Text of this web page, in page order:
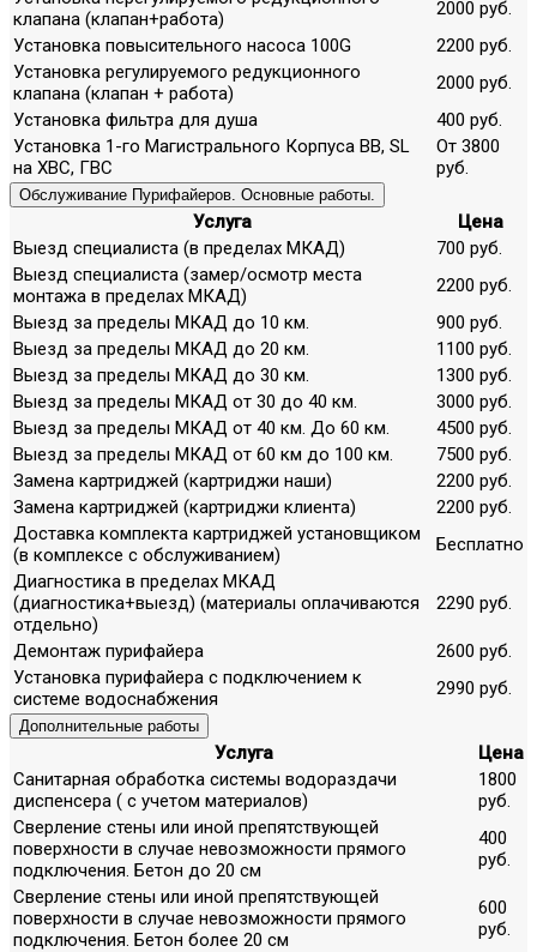
клапана (клапан+работа)
2000 руб.
Установка повысительного насоса 100G
2200 руб.
Установка регулируемого редукционного
клапана (клапан + работа)
2000 руб.
Установка фильтра для душа
400 руб.
Установка 1-го Магистрального Корпуса ВВ, SL
на ХВС, ГВС
От 3800
руб.
Обслуживание Пурифайеров. Основные работы.
Услуга
Цена
Выезд специалиста (в пределах МКАД)
700 руб.
Выезд специалиста (замер/осмотр места
монтажа в пределах МКАД)
2200 руб.
Выезд за пределы МКАД до 10 км.
900 руб.
Выезд за пределы МКАД до 20 км.
1100 руб.
Выезд за пределы МКАД до 30 км.
1300 руб.
Выезд за пределы МКАД от 30 до 40 км.
3000 руб.
Выезд за пределы МКАД от 40 км. До 60 км.
4500 руб.
Выезд за пределы МКАД от 60 км до 100 км.
7500 руб.
Замена картриджей (картриджи наши)
2200 руб.
Замена картриджей (картриджи клиента)
2200 руб.
Доставка комплекта картриджей установщиком
(в комплексе с обслуживанием)
Бесплатно
Диагностика в пределах МКАД
(диагностика+выезд) (материалы оплачиваются
отдельно)
2290 руб.
Демонтаж пурифайера
2600 руб.
Установка пурифайера с подключением к
системе водоснабжения
2990 руб.
Дополнительные работы
Услуга
Цена
Санитарная обработка системы водораздачи
диспенсера ( с учетом материалов)
1800
руб.
Сверление стены или иной препятствующей
поверхности в случае невозможности прямого
подключения. Бетон до 20 см
400
руб.
Сверление стены или иной препятствующей
поверхности в случае невозможности прямого
подключения. Бетон более 20 см
600
руб.